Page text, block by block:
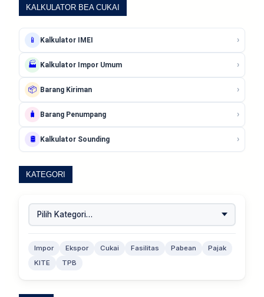
KALKULATOR BEA CUKAI
📱 Kalkulator IMEI ›
🏭 Kalkulator Impor Umum ›
📦 Barang Kiriman ›
🧳 Barang Penumpang ›
🛢️ Kalkulator Sounding ›
KATEGORI
Impor Ekspor Cukai Fasilitas Pabean
Pajak
KITE
TPB